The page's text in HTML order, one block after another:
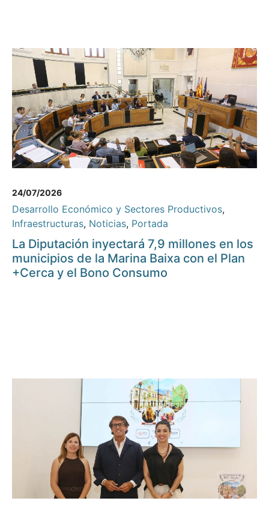
24/07/2026
Desarrollo Económico y Sectores Productivos,
Infraestructuras, Noticias, Portada
La Diputación inyectará 7,9 millones en los
municipios de la Marina Baixa con el Plan
+Cerca y el Bono Consumo